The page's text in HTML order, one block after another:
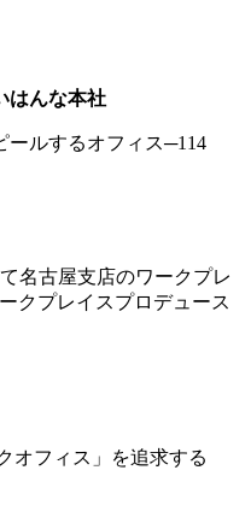
はんな本社
ールするオフィス─114
名古屋支店のワークプレ
クプレイスプロデュース
オフィス」を追求する